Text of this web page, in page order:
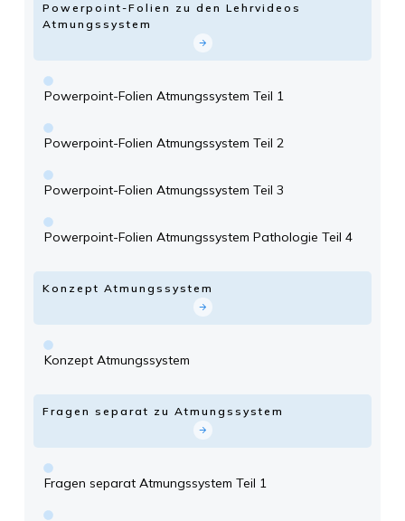
Powerpoint-Folien zu den Lehrvideos
Atmungssystem
Powerpoint-Folien Atmungssystem Teil 1
Powerpoint-Folien Atmungssystem Teil 2
Powerpoint-Folien Atmungssystem Teil 3
Powerpoint-Folien Atmungssystem Pathologie Teil 4
Konzept Atmungssystem
Konzept Atmungssystem
Fragen separat zu Atmungssystem
Fragen separat Atmungssystem Teil 1